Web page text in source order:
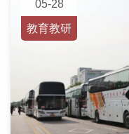
05-28
教育教研